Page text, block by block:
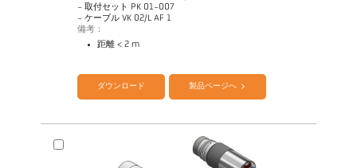
- 取付セット PK 01-007
- ケーブル VK 02/L AF 1
備考：
距離 < 2 m
カタログ CellaTemp PK PKF PKL
ダウンロード 製品ページへ